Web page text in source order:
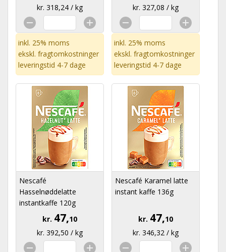
kr. 318,24 / kg
inkl. 25% moms
ekskl. fragtomkostninger
leveringstid 4-7 dage
kr. 327,08 / kg
inkl. 25% moms
ekskl. fragtomkostninger
leveringstid 4-7 dage
Nescafé
Hasselnøddelatte
instantkaffe 120g
kr. 47,10
kr. 392,50 / kg
Nescafé Karamel latte
instant kaffe 136g
kr. 47,10
kr. 346,32 / kg